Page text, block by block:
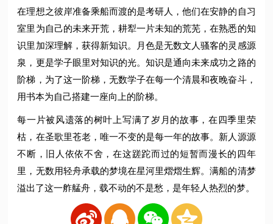
在理想之彼岸准备乘船而渡的是考研人，他们在安静的自习
室里为自己的未来开荒，耕犁一片未知的荒芜，在熟悉的知
识里加深理解，获得新知识。月色是无数文人骚客的灵感源
泉，更是学子眼里对知识的光。知识是通向未来成功之路的
阶梯，为了这一阶梯，无数学子在每一个清晨和夜晚奋斗，
用书本为自己搭建一座向上的阶梯。
每一片被风遗落的树叶上写满了岁月的故事，在四季里荣
枯，在圣歌里苍老，唯一不变的是每一年的故事。新人源源
不断，旧人依依不舍，在这蹉跎而过的短暂而漫长的四年
里，无数用轻舟承载的梦境在星河里熠熠生辉。满船的清梦
溢出了这一舴艋舟，载不动的不是愁，是年轻人热烈的梦。